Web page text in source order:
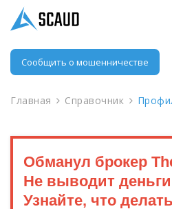
Сообщить о мошенничестве
Главная Справочник
Обманул брокер
Не выводит
Узнайте, что делать